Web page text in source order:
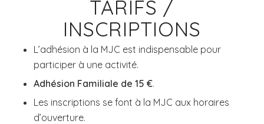
TARIFS /
INSCRIPTIONS
L’adhésion à la MJC est indispensable pour
participer à une activité.
Adhésion Familiale de 15 €.
Les inscriptions se font à la MJC aux horaires
d’ouverture.